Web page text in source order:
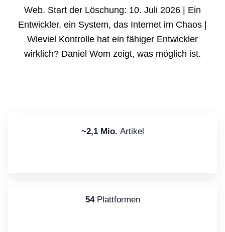
Web. Start der Löschung: 10. Juli 2026 | Ein
Entwickler, ein System, das Internet im Chaos |
Wieviel Kontrolle hat ein fähiger Entwickler
wirklich? Daniel Wom zeigt, was möglich ist.
~2,1 Mio. Artikel
54 Plattformen